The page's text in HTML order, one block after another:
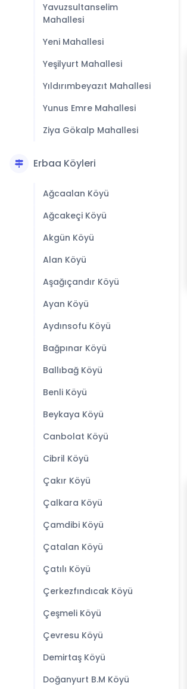
Yavuzsultanselim
Mahallesi
Yeni Mahallesi
Yeşilyurt Mahallesi
Yıldırımbeyazıt Mahallesi
Yunus Emre Mahallesi
Ziya Gökalp Mahallesi
Erbaa Köyleri
Ağcaalan Köyü
Ağcakeçi Köyü
Akgün Köyü
Alan Köyü
Aşağıçandır Köyü
Ayan Köyü
Aydınsofu Köyü
Bağpınar Köyü
Ballıbağ Köyü
Benli Köyü
Beykaya Köyü
Canbolat Köyü
Cibril Köyü
Çakır Köyü
Çalkara Köyü
Çamdibi Köyü
Çatalan Köyü
Çatılı Köyü
Çerkezfındıcak Köyü
Çeşmeli Köyü
Çevresu Köyü
Demirtaş Köyü
Doğanyurt B.M Köyü